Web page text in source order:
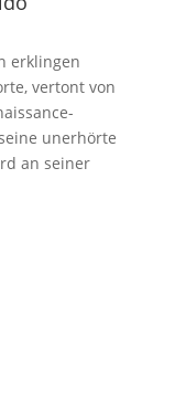
erklingen
vertont von
unerhörte
an seiner